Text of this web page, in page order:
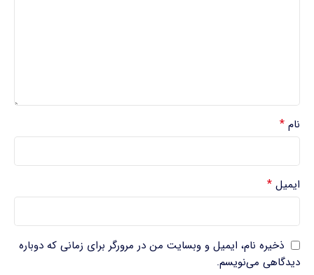
نام *
ایمیل *
ذخیره نام، ایمیل و وبسایت من در مرورگر برای زمانی که دوباره
دیدگاهی می‌نویسم.